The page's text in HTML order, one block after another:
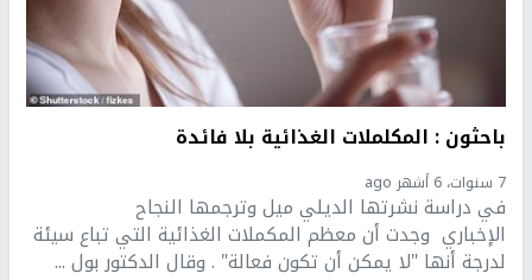
باحثون : المكلملات الغذائية بلا فائدة
7 سنوات، 6 أشهر ago
في دراسة نشرتها الديلي ميل وترجمها النجاح
الإخباري وجدت أن معظم المكملات الغذائية التي تباع سيئة
لدرجة أنها "لا يمكن أن تكون فعالة" . وقال الدكتور بول ...